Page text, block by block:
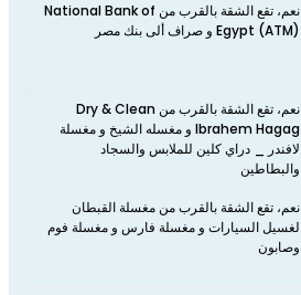
نعم، تقع الشقة بالقرب من National Bank of
Egypt (ATM) و صراف ألى بنك مصر
نعم، تقع الشقة بالقرب من Dry & Clean
Ibrahem Hagag و مغسله الشيخ و مغسلة
لافندر _ دراي كلين للملابس والسجاد
والبطاطين
نعم، تقع الشقة بالقرب من مغسلة القبطان
لغسيل السيارات و مغسلة فارس و مغسلة فوم
وصابون